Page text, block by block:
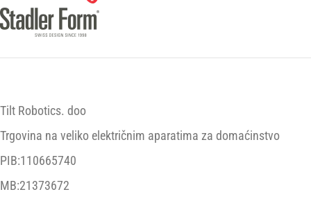
Tilt Robotics. doo
Trgovina na veliko električnim aparatima za domaćinstvo
PIB:110665740
MB:21373672